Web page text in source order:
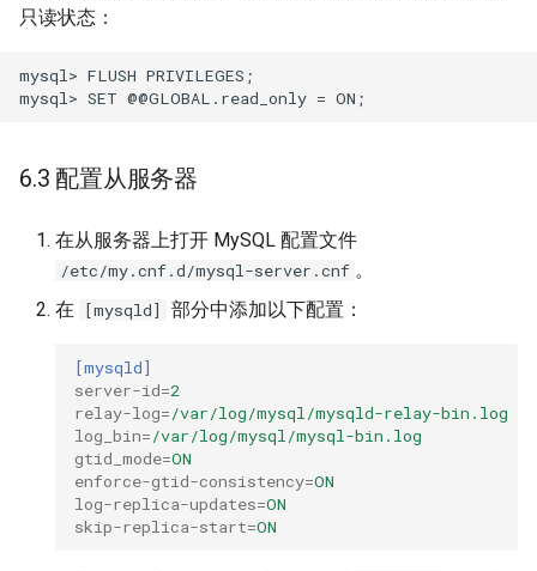
只读状态：
mysql> FLUSH PRIVILEGES;
6.3 配置从服务器
在从服务器上打开 MySQL 配置文件
/etc/my.cnf.d/mysql-server.cnf 。
在
[mysqld] 部分中添加以下配置：
[mysqld]
server-id=2
relay-log=/var/log/mysql/mysqld-relay-bin.log
log_bin=/var/log/mysql/mysql-bin.log
gtid_mode=ON
enforce-gtid-consistency=ON
log-replica-updates=ON
skip-replica-start=ON